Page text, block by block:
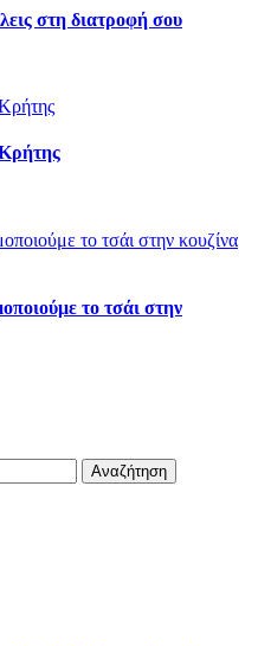
στη διατροφή σου
το τσάι στην